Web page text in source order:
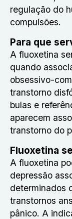
regulação do
compulsões.
Para que
A fluoxetina
quando
obsessivo-
transtorno
bulas e
aparecem
transtorno do
Fluoxetina
A fluoxetina
depressão
determinados
transtornos
pânico. A